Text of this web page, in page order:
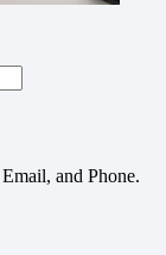
and Phone.